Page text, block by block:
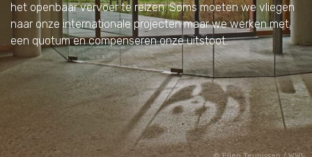
het openbaar vervoer te reizen. Soms moeten we vliegen
naar onze internationale projecten maar we werken met
een quotum en compenseren onze uitstoot.